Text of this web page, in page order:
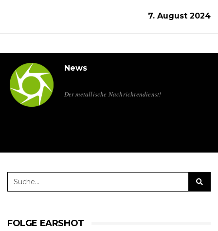
7. August 2024
News
Der metallische Nachrichtendienst!
FOLGE EARSHOT